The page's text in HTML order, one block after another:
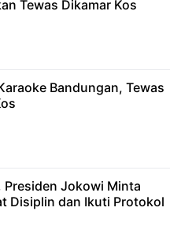
Tewas Dikamar Kos
Bandungan, Tewas
Presiden Jokowi Minta
Disiplin dan Ikuti Protokol